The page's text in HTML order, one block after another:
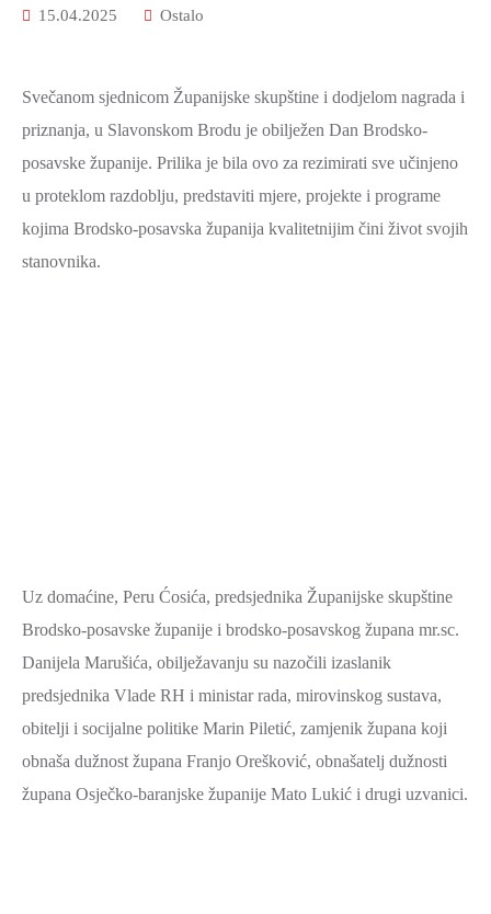
15.04.2025 Ostalo
Svečanom sjednicom Županijske skupštine i dodjelom nagrada i
priznanja, u Slavonskom Brodu je obilježen Dan Brodsko-
posavske županije. Prilika je bila ovo za rezimirati sve učinjeno
u proteklom razdoblju, predstaviti mjere, projekte i programe
kojima Brodsko-posavska županija kvalitetnijim čini život svojih
stanovnika.
Uz domaćine, Peru Ćosića, predsjednika Županijske skupštine
Brodsko-posavske županije i brodsko-posavskog župana mr.sc.
Danijela Marušića, obilježavanju su nazočili izaslanik
predsjednika Vlade RH i ministar rada, mirovinskog sustava,
obitelji i socijalne politike Marin Piletić, zamjenik župana koji
obnaša dužnost župana Franjo Orešković, obnašatelj dužnosti
župana Osječko-baranjske županije Mato Lukić i drugi uzvanici.